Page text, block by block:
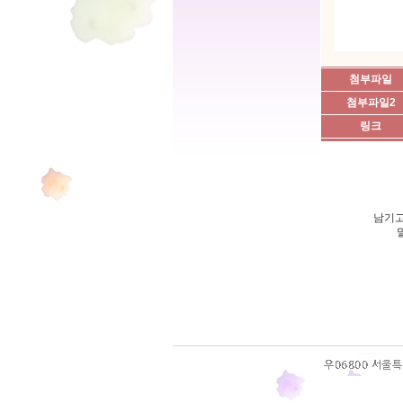
첨부파일
첨부파일2
링크
남기